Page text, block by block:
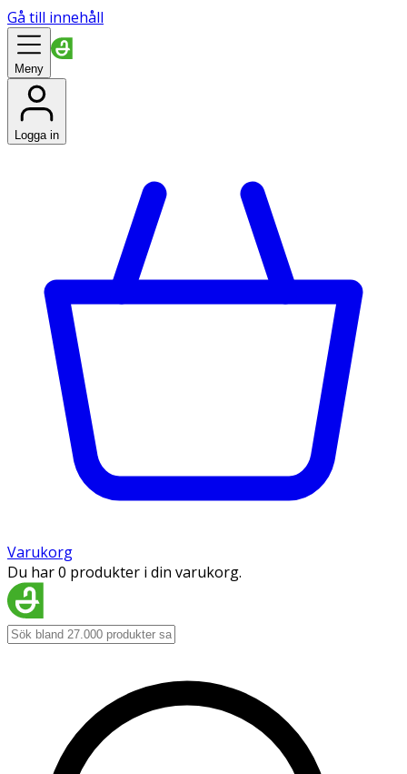
Gå till innehåll
Meny
Logga in
Varukorg
Du har 0 produkter i din varukorg.